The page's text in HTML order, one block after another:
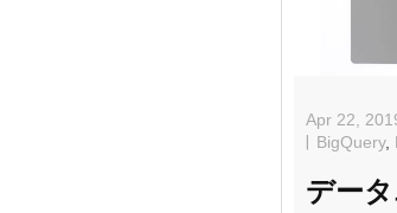
Apr 22,
BigQuery,
デー